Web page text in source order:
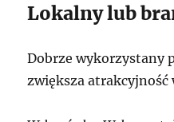
Lokalny lub
Dobrze wykorzystany
zwiększa atrakcyjność